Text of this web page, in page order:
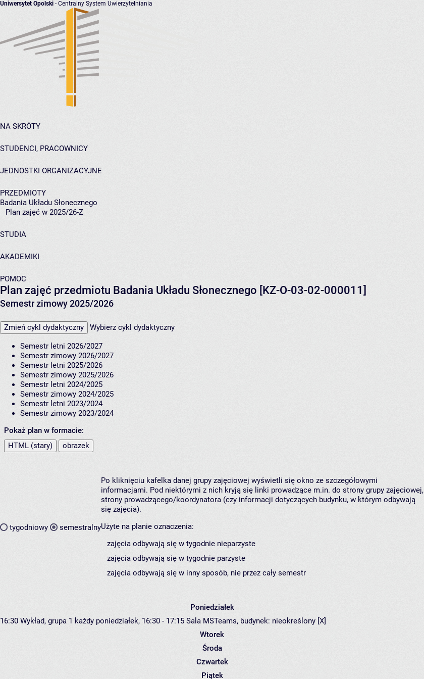
Uniwersytet Opolski - Centralny System Uwierzytelniania
NA SKRÓTY
STUDENCI, PRACOWNICY
JEDNOSTKI ORGANIZACYJNE
PRZEDMIOTY
Badania Układu Słonecznego
Plan zajęć w 2025/26-Z
STUDIA
AKADEMIKI
POMOC
Plan zajęć przedmiotu Badania Układu Słonecznego [KZ-O-03-02-000011]
Semestr zimowy 2025/2026
Zmień cykl dydaktyczny Wybierz cykl dydaktyczny
Semestr letni 2026/2027
Semestr zimowy 2026/2027
Semestr letni 2025/2026
Semestr zimowy 2025/2026
Semestr letni 2024/2025
Semestr zimowy 2024/2025
Semestr letni 2023/2024
Semestr zimowy 2023/2024
Pokaż plan w formacie:
HTML (stary)
obrazek
tygodniowy semestralny
Po kliknięciu kafelka danej grupy zajęciowej wyświetli się okno ze szczegółowymi
informacjami. Pod niektórymi z nich kryją się linki prowadzące m.in. do strony grupy zajęciowej,
strony prowadzącego/koordynatora (czy informacji dotyczących budynku, w którym odbywają
się zajęcia).
Użyte na planie oznaczenia:
zajęcia odbywają się w tygodnie nieparzyste
zajęcia odbywają się w tygodnie parzyste
zajęcia odbywają się w inny sposób, nie przez cały semestr
Poniedziałek
16:30 Wykład, grupa 1 każdy poniedziałek, 16:30 - 17:15 Sala MSTeams, budynek: nieokreślony [X]
Wtorek
Środa
Czwartek
Piątek